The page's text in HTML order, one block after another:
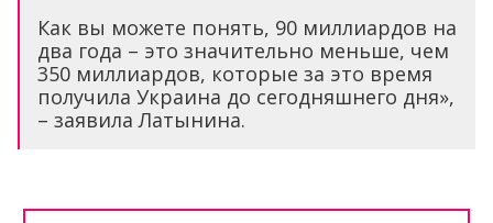
Как вы можете понять, 90 миллиардов на
два года – это значительно меньше, чем
350 миллиардов, которые за это время
получила Украина до сегодняшнего дня»,
– заявила Латынина.